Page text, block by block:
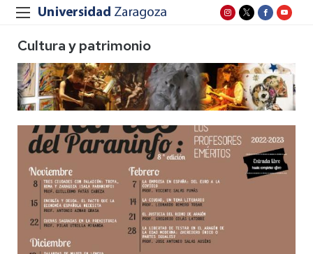
Cultura y patrimonio